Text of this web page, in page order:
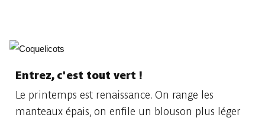
Entrez, c'est tout vert !
Le printemps est renaissance. On range les
manteaux épais, on enfile un blouson plus léger